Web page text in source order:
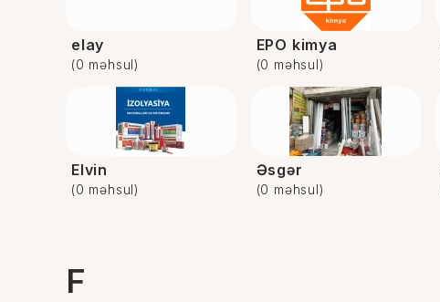
elay
(0 məhsul)
EPO kimya
(0 məhsul)
Elvin
(0 məhsul)
Əsgər
(0 məhsul)
F